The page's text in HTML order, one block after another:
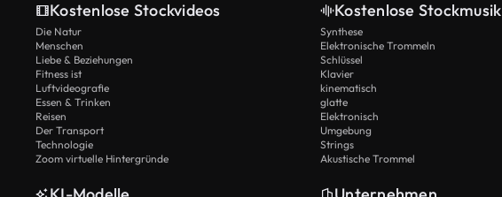
Kostenlose Stockvideos
Die Natur
Menschen
Liebe & Beziehungen
Fitness ist
Luftvideografie
Essen & Trinken
Reisen
Der Transport
Technologie
Zoom virtuelle Hintergründe
Kostenlose Stockmusik
Synthese
Elektronische Trommeln
Schlüssel
Klavier
kinematisch
glatte
Elektronisch
Umgebung
Strings
Akustische Trommel